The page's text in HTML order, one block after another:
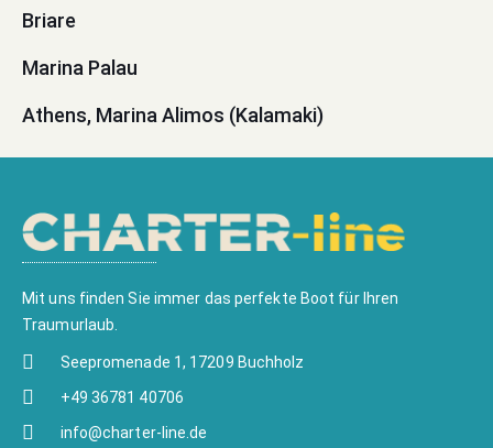
Briare
Marina Palau
Athens, Marina Alimos (Kalamaki)
Mit uns finden Sie immer das perfekte Boot für Ihren
Traumurlaub.
Seepromenade 1, 17209 Buchholz
+49 36781 40706
info@charter-line.de